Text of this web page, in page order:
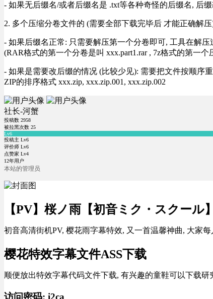
- 如果无后缀名/或者后缀名是 .txt等各种奇怪的后缀名, 后
2. 多个压缩分卷文件的 (需要全部下载完毕后 才能正确解
- 如果后缀名正常: 只需要解压第一个分卷即可, 工具在解
(RAR格式的第一个分卷是叫 xxx.part1.rar , 7z格式的第一
- 如果是需要改后缀的情况 (比较少见): 需要把文件按顺序
ZIP的排序格式 xxx.zip, xxx.zip.001, xxx.zip.002
社长-河蟹
投稿数 2958
被拉黑次数 25
Lv6
投稿主 Lv6
评价师 Lv6
点赞家 Lv4
12年用户
本站的管理员
【PV】桜ノ雨【初音ミク・スクール
初音高清街机PV, 樱花雨字幕特效, 又一首温馨神曲, 大家
樱花特效字幕文件ASS下载
顺便放出特效字幕代码文件下载, 有兴趣的童鞋可以下载研
访问密码: i2ca